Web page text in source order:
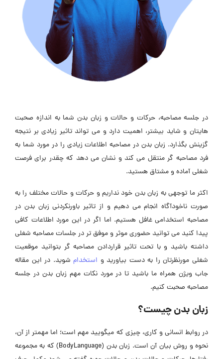
در جلسه مصاحبه، حرکات و حالات و زبان بدن شما به اندازه صحبت
هایتان و شاید بیشتر، اهمیت دارد و می تواند تاثیر زیادی بر نتیجه
گزینش بگذارد. زبان بدن در مصاحبه اطلاعات زیادی را در مورد شما به
فرد مصاحبه گر منتقل می کند و نشان می دهد که چقدر برای فرصت
شغلی آماده و مشتاق هستید.
اکثر ما توجهی به زبان بدن خود نداریم و حرکات و حالات مختلف را به
صورت ناخودآگاه انجام می دهیم و از تاثیر باورنکردنی زبان بدن در
مصاحبه استخدامی غافل هستیم. اما اگر در این مورد اطلاعات کافی
پیدا کنید می توانید حضوری موثر و موفق تر در جلسات مصاحبه شغلی
داشته باشید و با تحت تاثیر قراردادن مصاحبه گر بتوانید موقعیت
شغلی مورنظرتان را به دست بیاورید و استخدامشوید. در این مقاله
جاب ویژن همراه ما باشید تا در مورد نکات مهم زبان بدن در جلسه
مصاحبه صحبت کنیم.
زبان بدن چیست؟
در روابط انسانی و کاری، چیزی که میگویید مهم است؛ اما مهمتر از آن،
نحوه و روش بیان آن است. زبان بدن (BodyLanguage) که به مجموعه